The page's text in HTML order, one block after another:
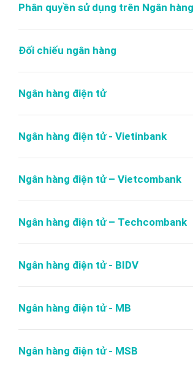
Phân quyền sử dụng trên Ngân
Đối chiếu ngân hàng
Ngân hàng điện tử
Ngân hàng điện tử - Vietinbank
Ngân hàng điện tử – Vietcombank
Ngân hàng điện tử – Techcombank
Ngân hàng điện tử - BIDV
Ngân hàng điện tử - MB
Ngân hàng điện tử - MSB